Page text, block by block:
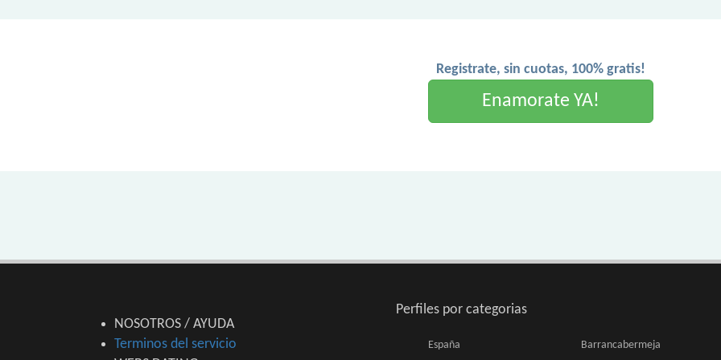
Registrate, sin cuotas, 100% gratis!
Enamorate YA!
NOSOTROS / AYUDA
Terminos del servicio
Perfiles por categorias
España Barrancabermeja